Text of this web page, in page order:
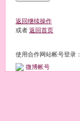
返回继续操作
或者 返回首页
使用合作网站帐号登录：
微博帐号